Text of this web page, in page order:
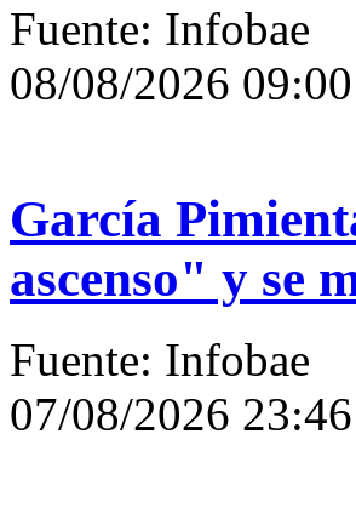
Fuente: Infobae
08/08/2026 09:00
García
ascenso" y se
Fuente: Infobae
07/08/2026 23:46